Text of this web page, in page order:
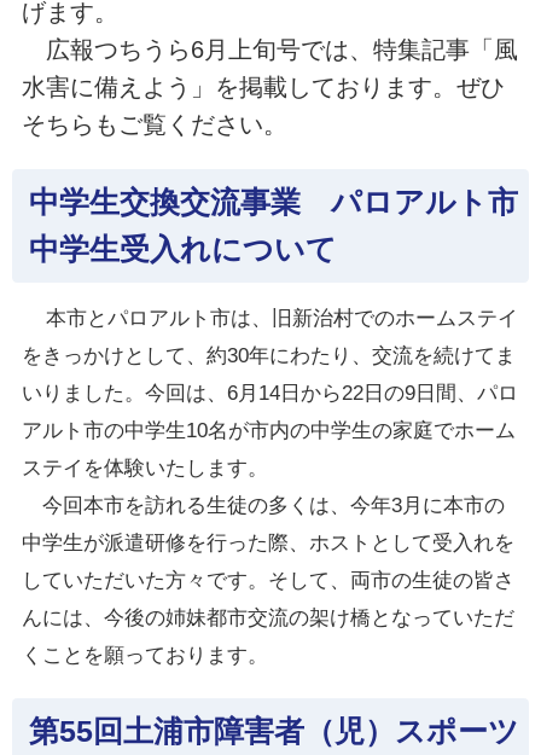
げます。
広報つちうら6月上旬号では、特集記事「風
水害に備えよう」を掲載しております。ぜひ
そちらもご覧ください。
中学生交換交流事業 パロアルト市
中学生受入れについて
本市とパロアルト市は、旧新治村でのホームステイ
をきっかけとして、約30年にわたり、交流を続けてま
いりました。 今回は、6月14日から22日の9日間、パロ
アルト市の中学生10名が市内の中学生の家庭でホーム
ステイを体験いたします。
今回本市を訪れる生徒の多くは、今年3月に本市の
中学生が派遣研修を行った際、ホストとして受入れを
していただいた方々です。 そして、両市の生徒の皆さ
んには、今後の姉妹都市交流の架け橋となっていただ
くことを願っております。
第55回土浦市障害者（児）スポーツ